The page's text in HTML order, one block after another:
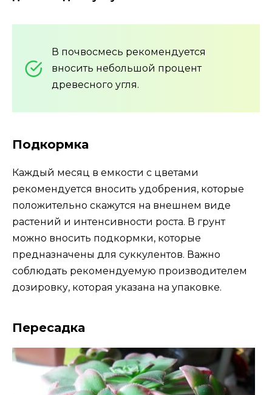
В почвосмесь рекомендуется
вносить небольшой процент
древесного угля.
Подкормка
Каждый месяц в емкости с цветами
рекомендуется вносить удобрения, которые
положительно скажутся на внешнем виде
растений и интенсивности роста. В грунт
можно вносить подкормки, которые
предназначены для суккулентов. Важно
соблюдать рекомендуемую производителем
дозировку, которая указана на упаковке.
Пересадка